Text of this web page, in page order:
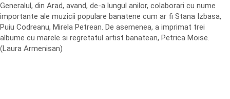
Generalul, din Arad, avand, de-a lungul anilor, colaborari cu nume
importante ale muzicii populare banatene cum ar fi Stana Izbasa,
Puiu Codreanu, Mirela Petrean. De asemenea, a imprimat trei
albume cu marele si regretatul artist banatean, Petrica Moise.
(Laura Armenisan)